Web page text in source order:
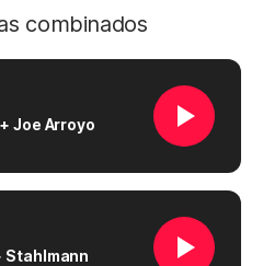
combinados
Joe Arroyo
Stahlmann